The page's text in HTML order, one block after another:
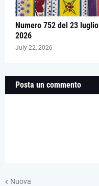
Numero 752 del 23 luglio
2026
July 22, 2026
Posta un commento
Nuova